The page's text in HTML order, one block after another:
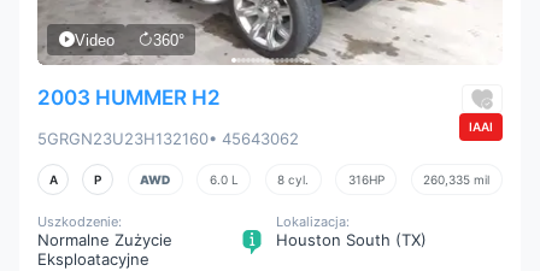
Video 360°
2003 HUMMER H2
5GRGN23U23H132160• 45643062
IAAI
A P AWD 6.0 L 8 cyl. 316HP 260,335 mil
Uszkodzenie:
Normalne Zużycie
Eksploatacyjne
Lokalizacja:
Houston South (TX)